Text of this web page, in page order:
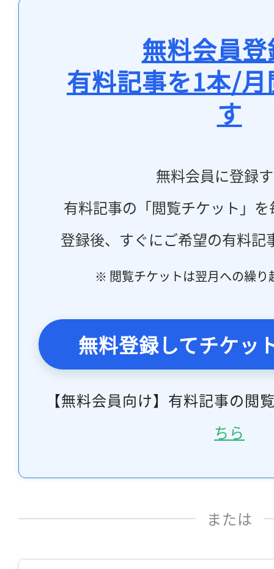
無料会員
有料記事を1本/
す
無料会員に登録
有料記事の「閲覧チケット」
登録後、すぐにご希望の有料記
※ 閲覧チケットは翌月への繰り
無料登録してチケッ
【無料会員向け】有料記事の閲
ちら
または